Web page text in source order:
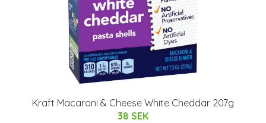
Kraft Macaroni & Cheese White Cheddar 207g
38 SEK